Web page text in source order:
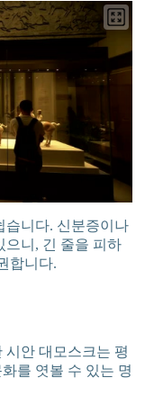
습니다. 신분증이나
으니, 긴 줄을 피하
합니다.
시안 대모스크는 평
를 엿볼 수 있는 명